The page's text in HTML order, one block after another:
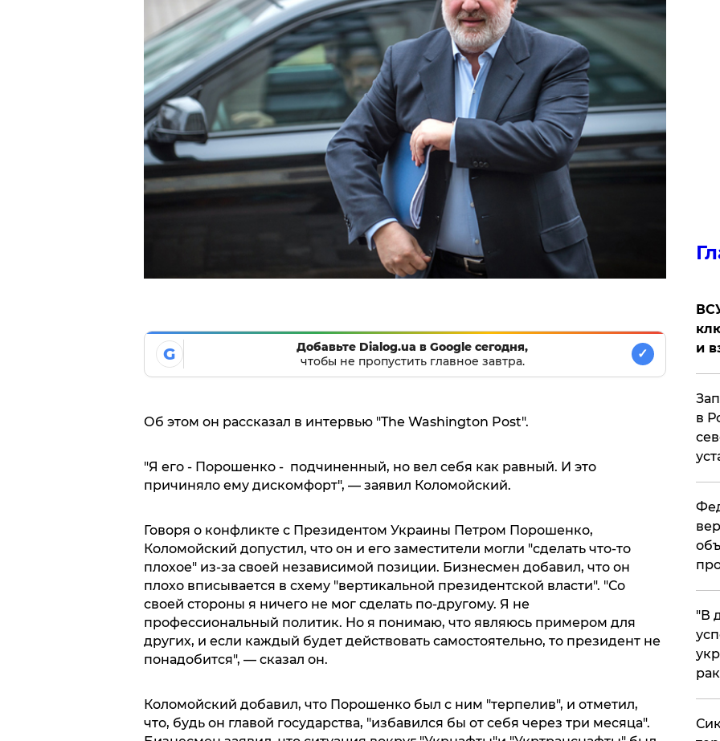
G
Добавьте Dialog.ua в Google сегодня,
чтобы не пропустить главное завтра.
✓
Об этом он рассказал в интервью "The Washington Post".
"Я его - Порошенко - подчиненный, но вел себя как равный. И это
причиняло ему дискомфорт", — заявил Коломойский.
Говоря о конфликте с Президентом Украины Петром Порошенко,
Коломойский допустил, что он и его заместители могли "сделать что-то
плохое" из-за своей независимой позиции. Бизнесмен добавил, что он
плохо вписывается в схему "вертикальной президентской власти". "Со
своей стороны я ничего не мог сделать по-другому. Я не
профессиональный политик. Но я понимаю, что являюсь примером для
других, и если каждый будет действовать самостоятельно, то президент не
понадобится", — сказал он.
Коломойский добавил, что Порошенко был с ним "терпелив", и отметил,
что, будь он главой государства, "избавился бы от себя через три месяца".
и
в
​"В